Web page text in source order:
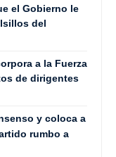
el Gobierno le
del
a la Fuerza
de dirigentes
y coloca a
rumbo a